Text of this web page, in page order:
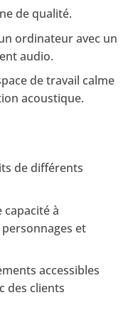
de qualité.
ordinateur avec un
audio.
de travail calme
acoustique.
de différents
à
et
accessibles
des clients